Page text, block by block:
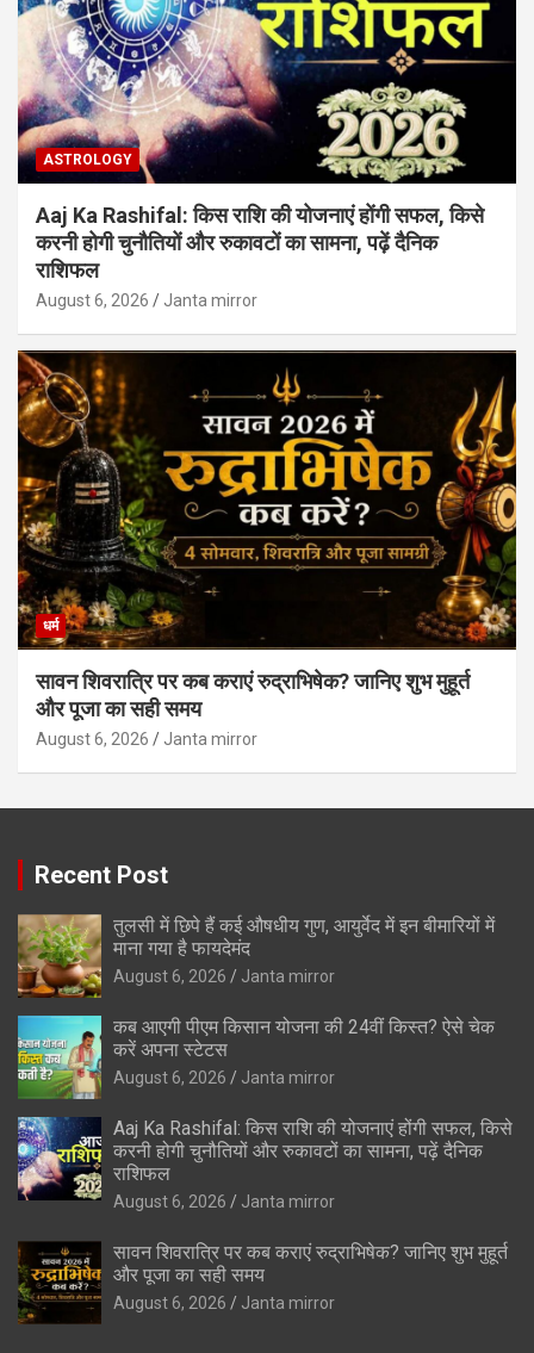
ASTROLOGY
Aaj Ka Rashifal: किस राशि की योजनाएं होंगी सफल, किसे
करनी होगी चुनौतियों और रुकावटों का सामना, पढ़ें दैनिक
राशिफल
August 6, 2026 Janta mirror
धर्म
सावन शिवरात्रि पर कब कराएं रुद्राभिषेक? जानिए शुभ मुहूर्त
और पूजा का सही समय
August 6, 2026 Janta mirror
Recent Post
तुलसी में छिपे हैं कई औषधीय गुण, आयुर्वेद में इन बीमारियों में
माना गया है फायदेमंद
August 6, 2026 Janta mirror
कब आएगी पीएम किसान योजना की 24वीं किस्त? ऐसे चेक
करें अपना स्टेटस
August 6, 2026 Janta mirror
Aaj Ka Rashifal: किस राशि की योजनाएं होंगी सफल, किसे
करनी होगी चुनौतियों और रुकावटों का सामना, पढ़ें दैनिक
राशिफल
August 6, 2026 Janta mirror
सावन शिवरात्रि पर कब कराएं रुद्राभिषेक? जानिए शुभ मुहूर्त
और पूजा का सही समय
August 6, 2026 Janta mirror